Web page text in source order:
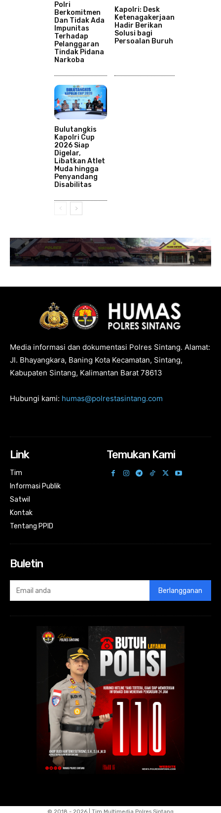
Polri
Berkomitmen
Dan Tidak Ada
Impunitas
Terhadap
Pelanggaran
Tindak Pidana
Narkoba
Kapolri: Desk
Ketenagakerjaan
Hadir Berikan
Solusi bagi
Persoalan Buruh
Bulutangkis
Kapolri Cup
2026 Siap
Digelar,
Libatkan Atlet
Muda hingga
Penyandang
Disabilitas
Media informasi dan dokumentasi Polres Sintang. Alamat:
Jl. Bhayangkara, Baning Kota Kecamatan, Sintang,
Kabupaten Sintang, Kalimantan Barat 78613
Hubungi kami: humas@polrestasintang.com
Link
Tim
Informasi Publik
Satwil
Kontak
Tentang PPID
Temukan Kami
Buletin
Berlangganan